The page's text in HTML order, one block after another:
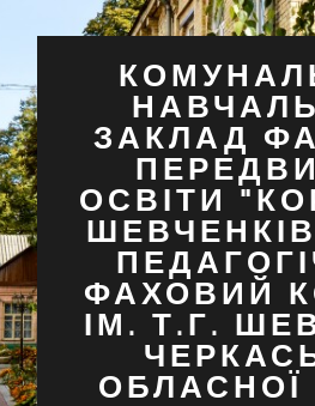
ЗАКЛАД
ОСВІТИ
ФАХОВИЙ
ІМ. Т.Г.
ОБЛАСНОЇ